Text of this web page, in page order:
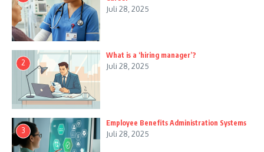
Juli 28, 2025
2
What is a ‘hiring manager’?
Juli 28, 2025
3
Employee Benefits Administration Systems
Juli 28, 2025